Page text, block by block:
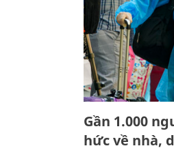
Gần 1.000
hức về nhà,